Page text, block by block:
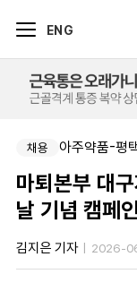
ENG
채용 아주약품-평
마퇴본부 대
날 기념 캠페인
김지은 기자 2026-